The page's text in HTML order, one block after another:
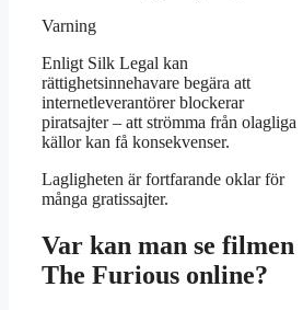
Varning
Enligt Silk Legal kan
rättighetsinnehavare begära att
internetleverantörer blockerar
piratsajter – att strömma från olagliga
källor kan få konsekvenser.
Lagligheten är fortfarande oklar för
många gratissajter.
Var kan man se filmen
The Furious online?